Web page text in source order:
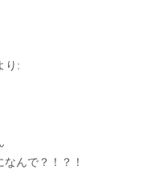
り:
んで？！？！